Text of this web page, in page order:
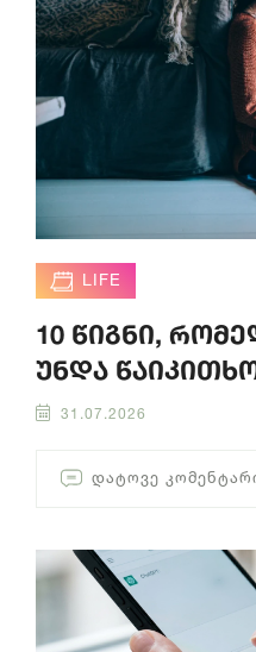
LIFE
10 წიგნი,
უნდა
31.07.2026
ᲓᲐᲢᲝᲕᲔ